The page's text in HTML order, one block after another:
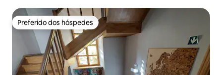
Preferido dos hóspedes
Preferido dos hóspedes